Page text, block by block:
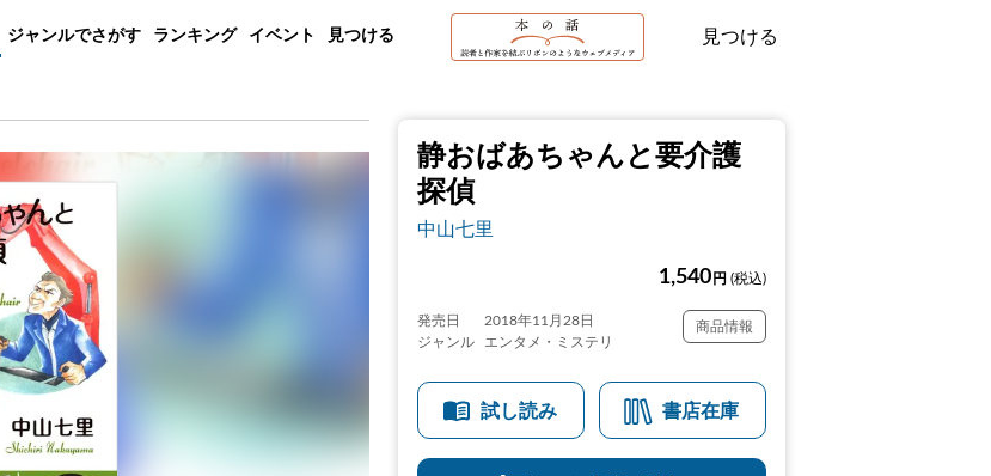
ジャンルでさがす ランキング イベント 見つける 見つける
静おばあちゃんと要介護
探偵
中山七里
1,540 円 (税込)
発売日
2018年11月28日
ジャンル
エンタメ・ミステリ
商品情報
試し読み 書店在庫